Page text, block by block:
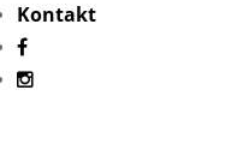
Kontakt